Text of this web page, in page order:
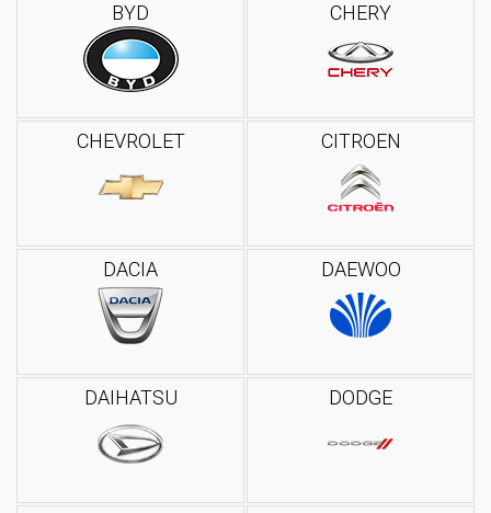
BYD CHERY
CHEVROLET CITROEN
DACIA DAEWOO
DAIHATSU DODGE